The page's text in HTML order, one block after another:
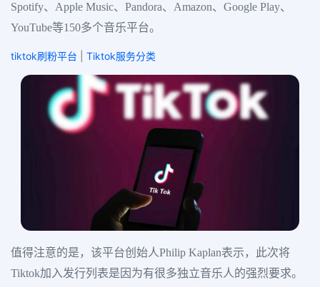
Spotify、Apple Music、Pandora、Amazon、Google Play、
YouTube等150多个音乐平台。
tiktok刷粉平台 Tiktok服务分类
值得注意的是，该平台创始人Philip Kaplan表示，此次将
Tiktok加入发行列表是因为有很多独立音乐人的强烈要求。